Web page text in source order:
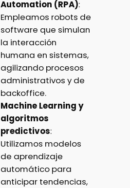
Automation (RPA):
Empleamos robots de
software que simulan
la interacción
humana en sistemas,
agilizando procesos
administrativos y de
backoffice.
Machine Learning y
algoritmos
predictivos:
Utilizamos modelos
de aprendizaje
automático para
anticipar tendencias,